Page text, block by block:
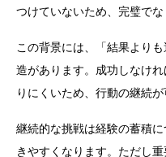
つけていないため、完璧でな
この背景には、「結果より
造があります。成功しなけ
りにくいため、行動の継続が
継続的な挑戦は経験の蓄積
きやすくなります。ただし